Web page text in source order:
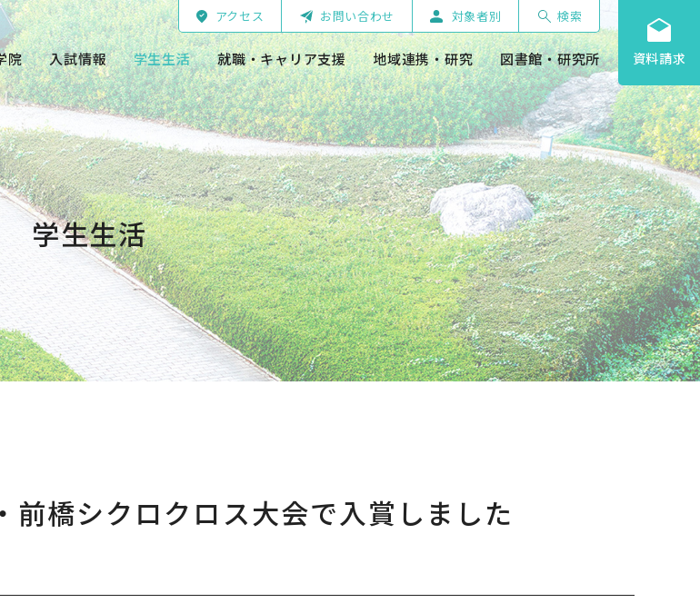
アクセス お問い合わせ 対象者別 検索
院 入試情報 学生生活 就職・キャリア支援 地域連携・研究 図書館・研究所 資料請求
学生生活
前橋シクロクロス大会で入賞しました